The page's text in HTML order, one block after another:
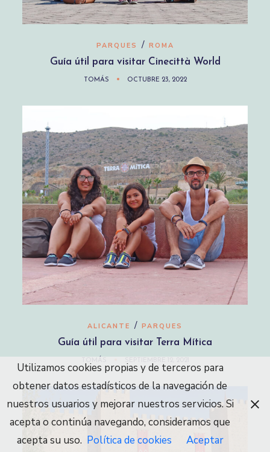
PARQUES / ROMA
Guía útil para visitar Cinecittà World
TOMÁS OCTUBRE 23, 2022
ALICANTE / PARQUES
Guía útil para visitar Terra Mítica
Utilizamos cookies propias y de terceros para
obtener datos estadísticos de la navegación de
nuestros usuarios y mejorar nuestros servicios. Si
acepta o continúa navegando, consideramos que
acepta su uso. Política de cookies Aceptar